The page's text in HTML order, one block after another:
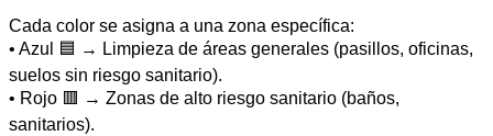
Cada color se asigna a una zona específica:
• Azul 🟦 → Limpieza de áreas generales (pasillos, oficinas,
suelos sin riesgo sanitario).
• Rojo 🟥 → Zonas de alto riesgo sanitario (baños,
sanitarios).